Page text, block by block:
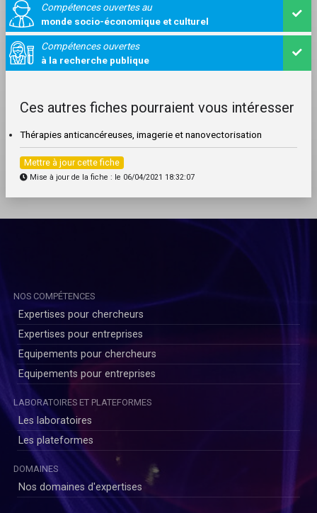
Compétences ouvertes au
monde socio-économique et culturel
Compétences ouvertes
à la recherche publique
Ces autres fiches pourraient vous intéresser
Thérapies anticancéreuses, imagerie et nanovectorisation
Mettre à jour cette fiche
Mise à jour de la fiche : le 06/04/2021 18:32:07
NOS COMPÉTENCES
Expertises pour chercheurs
Expertises pour entreprises
Equipements pour chercheurs
Equipements pour entreprises
LABORATOIRES ET PLATEFORMES
Les laboratoires
Les plateformes
DOMAINES
Nos domaines d'expertises